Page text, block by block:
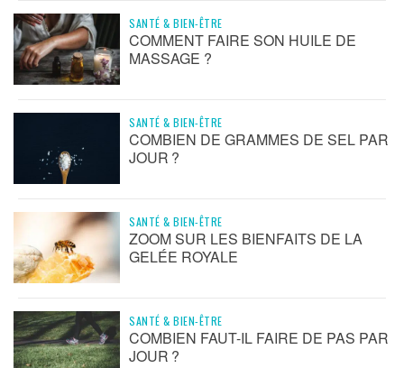
SANTÉ & BIEN-ÊTRE
COMMENT FAIRE SON HUILE DE
MASSAGE ?
SANTÉ & BIEN-ÊTRE
COMBIEN DE GRAMMES DE SEL PAR
JOUR ?
SANTÉ & BIEN-ÊTRE
ZOOM SUR LES BIENFAITS DE LA
GELÉE ROYALE
SANTÉ & BIEN-ÊTRE
COMBIEN FAUT-IL FAIRE DE PAS PAR
JOUR ?